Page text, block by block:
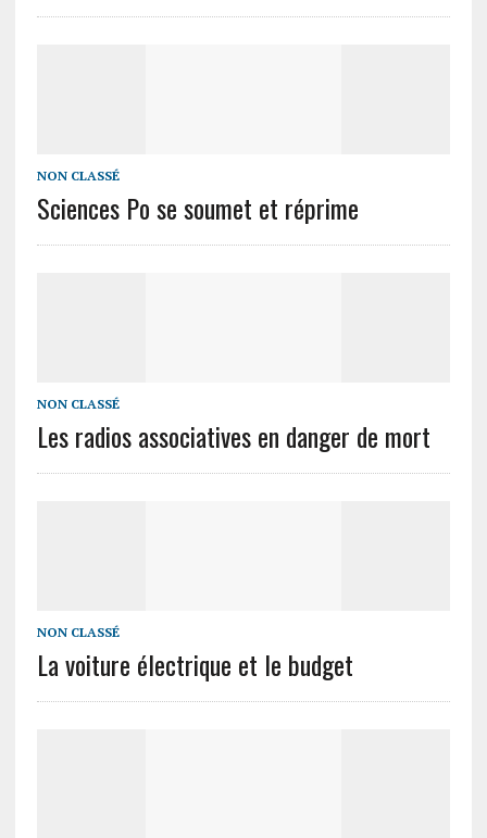
NON CLASSÉ
Sciences Po se soumet et réprime
NON CLASSÉ
Les radios associatives en danger de mort
NON CLASSÉ
La voiture électrique et le budget